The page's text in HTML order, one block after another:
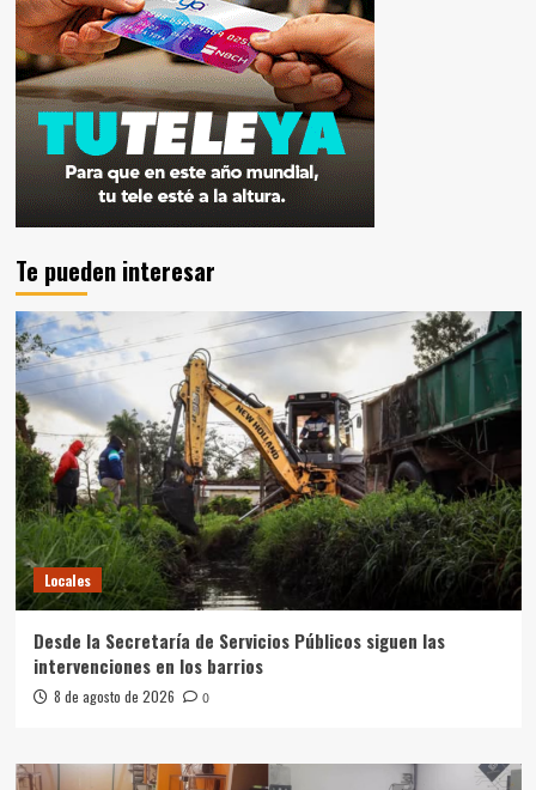
Te pueden interesar
Locales
Desde la Secretaría de Servicios Públicos siguen las
intervenciones en los barrios
8 de agosto de 2026 0